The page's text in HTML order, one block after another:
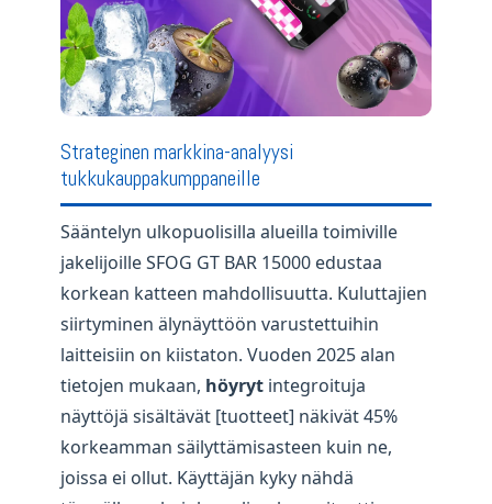
Strateginen markkina-analyysi
tukkukauppakumppaneille
Sääntelyn ulkopuolisilla alueilla toimiville
jakelijoille SFOG GT BAR 15000 edustaa
korkean katteen mahdollisuutta. Kuluttajien
siirtyminen älynäyttöön varustettuihin
laitteisiin on kiistaton. Vuoden 2025 alan
tietojen mukaan, höyryt integroituja
näyttöjä sisältävät [tuotteet] näkivät 45%
korkeamman säilyttämisasteen kuin ne,
joissa ei ollut. Käyttäjän kyky nähdä